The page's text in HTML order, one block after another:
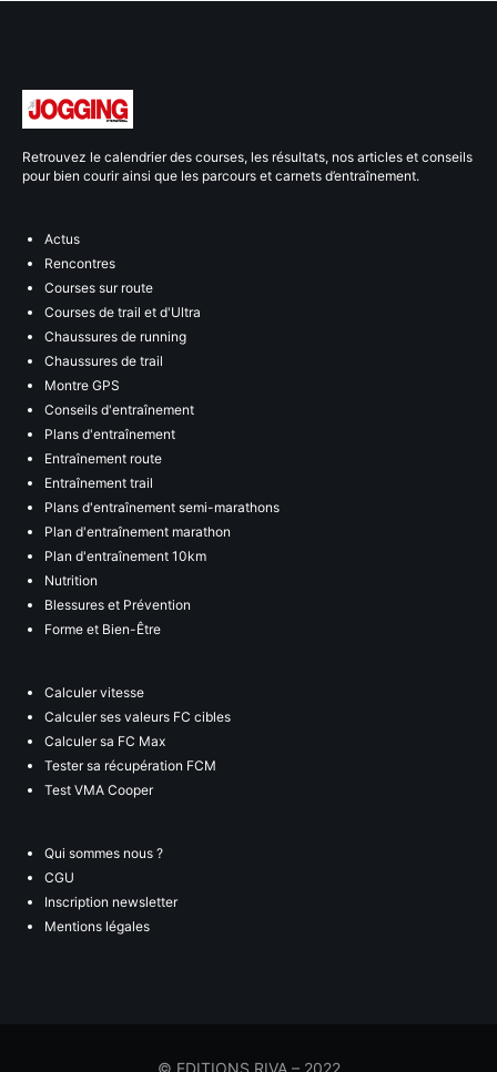
Retrouvez le calendrier des courses, les résultats, nos articles et conseils
pour bien courir ainsi que les parcours et carnets d’entraînement.
Actus
Rencontres
Courses sur route
Courses de trail et d'Ultra
Chaussures de running
Chaussures de trail
Montre GPS
Conseils d'entraînement
Plans d'entraînement
Entraînement route
Entraînement trail
Plans d'entraînement semi-marathons
Plan d'entraînement marathon
Plan d'entraînement 10km
Nutrition
Blessures et Prévention
Forme et Bien-Être
Calculer vitesse
Calculer ses valeurs FC cibles
Calculer sa FC Max
Tester sa récupération FCM
Test VMA Cooper
Qui sommes nous ?
CGU
Inscription newsletter
Mentions légales
© EDITIONS RIVA – 2022